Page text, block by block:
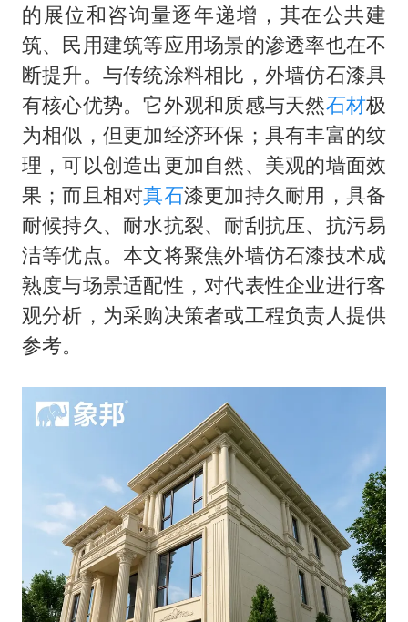
唐田赛前发布会上引用《孙子兵法》
台当局重金为“台独”织“皇帝新衣”
商场现钱学森巨幅海报 负责人回应
几元成本的AI广告导致千万市值蒸发
老挝国会主席赛宋蓬逝世
购飞机票7分钟后退票被扣2022元
乐享全民健身 共筑健康中国
的展位和咨询量逐年递增，其在公共建
筑、民用建筑等应用场景的渗透率也在不
断提升。与传统涂料相比，外墙仿石漆具
有核心优势。它外观和质感与天然石材极
为相似，但更加经济环保；具有丰富的纹
理，可以创造出更加自然、美观的墙面效
果；而且相对真石漆更加持久耐用，具备
耐候持久、耐水抗裂、耐刮抗压、抗污易
洁等优点。本文将聚焦外墙仿石漆技术成
熟度与场景适配性，对代表性企业进行客
观分析，为采购决策者或工程负责人提供
参考。